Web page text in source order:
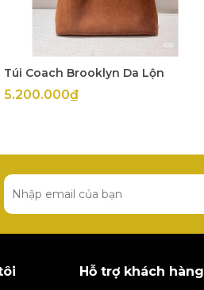
Túi Coach Brooklyn Da Lộn
5.200.000₫
Hỗ trợ khách hàng